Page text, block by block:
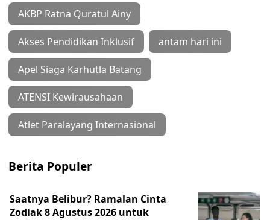
AKBP Ratna Quratul Ainy
Akses Pendidikan Inklusif antam hari ini
Apel Siaga Karhutla Batang
ATENSI Kewirausahaan
Atlet Paralayang Internasional
Berita Populer
Saatnya Belibur? Ramalan Cinta
Zodiak 8 Agustus 2026 untuk